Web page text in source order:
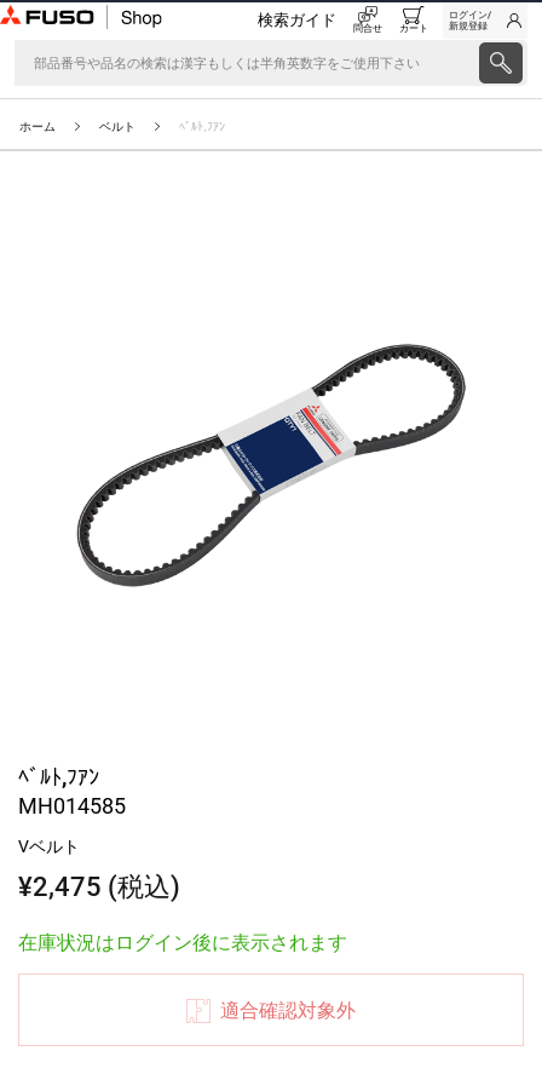
検索ガイド 問合せ カート
ログイン/
新規登録
ホーム ベルト ﾍﾞﾙﾄ,ﾌｱﾝ
ﾍﾞﾙﾄ,ﾌｱﾝ
MH014585
Vベルト
¥2,475 (税込)
在庫状況はログイン後に表示されます
適合確認対象外